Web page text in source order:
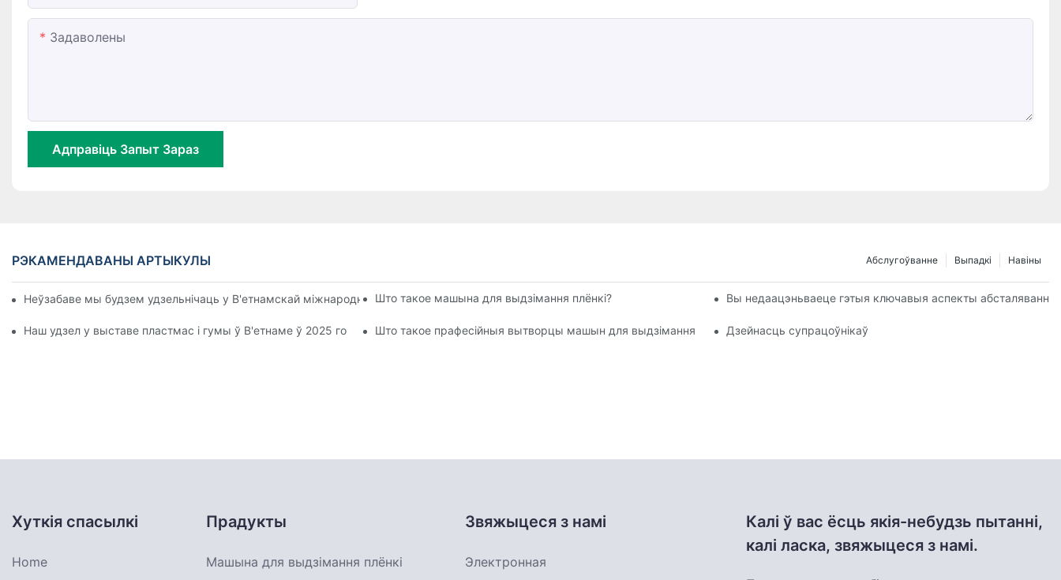
Задаволены
Адправіць Запыт Зараз
РЭКАМЕНДАВАНЫ АРТЫКУЛЫ Навіны
Выпадкі
Абслугоўванне
Неўзабаве мы будзем удзельнічаць у В'етнамскай міжнароднай выставе пластмасавай і гумовай прамысловасці 2025 года.
Што такое машына для выдзімання плёнкі? Вы недаацэньваеце гэтыя ключавыя аспекты абсталявання
Наш удзел у выставе пластмас і гумы ў В'етнаме ў 2025 годзе завяршыўся ашаламляльным поспехамШто такое прафесійныя вытворцы машын для выдзімання плёнкі: ваш надзейны партнёр для вытворчасці якаснай плёнкі
Дзейнасць супрацоўнікаў
Хуткія спасылкі
Home
Прадукты
Машына для выдзімання плёнкі
Звяжыцеся з намі
Электронная
Калі ў вас ёсць якія-небудзь пытанні,
калі ласка, звяжыцеся з намі.